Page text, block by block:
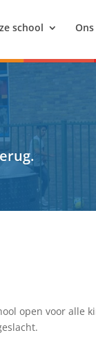
school
open voor alle